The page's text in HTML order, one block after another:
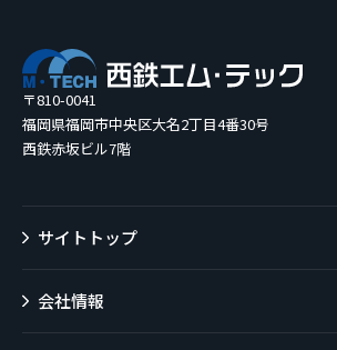
〒810-0041
福岡県福岡市中央区大名2丁目4番30号
西鉄赤坂ビル7階
サイトトップ
会社情報